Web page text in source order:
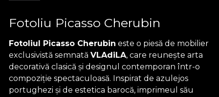
Fotoliu Picasso Cherubin
Fotoliul Picasso Cherubin este o piesă de mobilier
exclusivistă semnată VLAdiLA, care reunește arta
decorativă clasică și designul contemporan într-o
compoziție spectaculoasă. Inspirat de azulejos
portughezi și de estetica barocă, imprimeul său